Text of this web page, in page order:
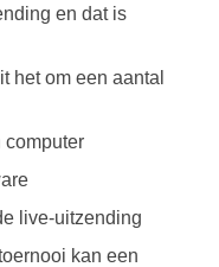
en dat is
het om een aantal
computer
live-uitzending
kan een